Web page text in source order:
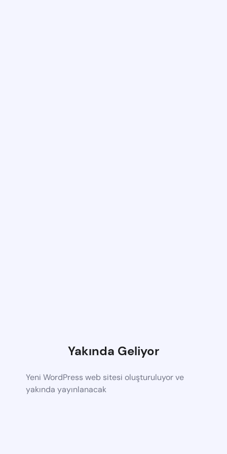
Yakında Geliyor
Yeni WordPress web sitesi oluşturuluyor ve
yakında yayınlanacak